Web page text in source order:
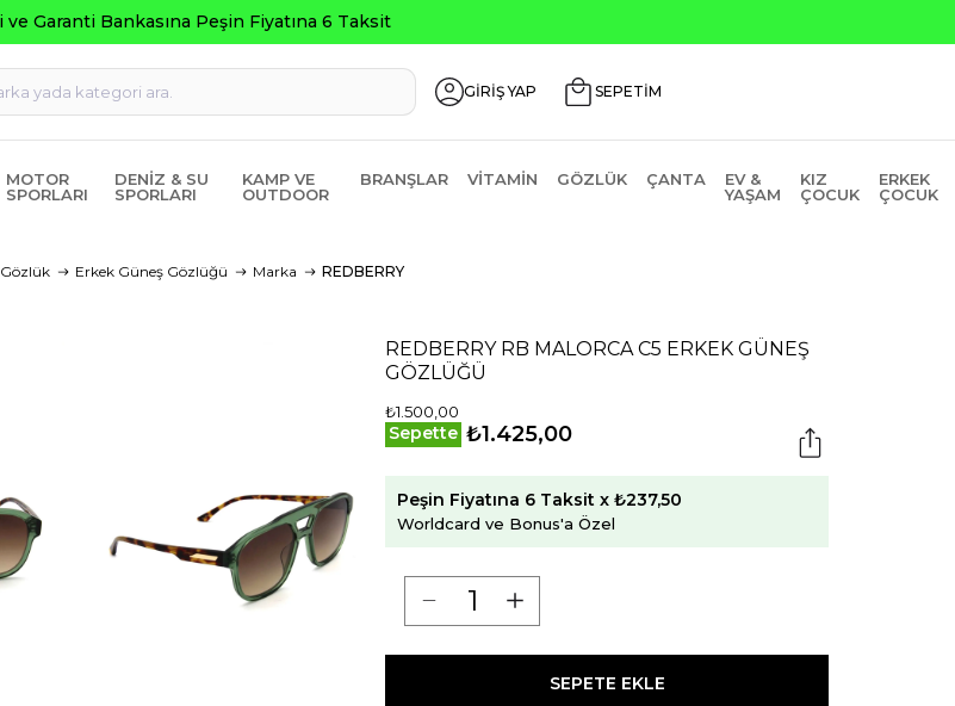
GİRİŞ YAP SEPETİM
MOTOR
SPORLARI
DENIZ & SU
SPORLARI
KAMP VE
OUTDOOR
BRANŞLAR VITAMIN GÖZLÜK ÇANTA
EV &
YAŞAM
KIZ
ÇOCUK
ERKEK
ÇOCUK
Gözlük Erkek Güneş Gözlüğü Marka REDBERRY
REDBERRY RB MALORCA C5 ERKEK GÜNEŞ
GÖZLÜĞÜ
₺1.500,00
Sepette ₺1.425,00
Peşin Fiyatına 6 Taksit x ₺237,50
Worldcard ve Bonus'a Özel
SEPETE EKLE